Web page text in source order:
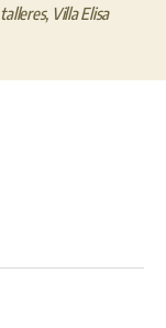
talleres, Villa Elisa